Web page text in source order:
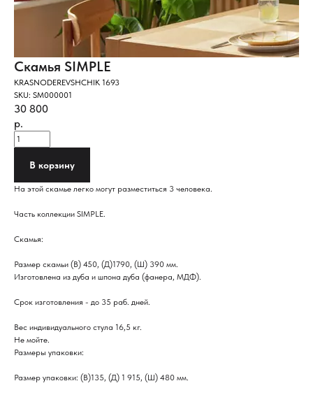
Скамья SIMPLE
KRASNODEREVSHCHIK 1693
SKU: SM000001
30 800
р.
В корзину
На этой скамье легко могут разместиться 3 человека.
Часть коллекции SIMPLE.
Скамья:
Размер скамьи (В) 450, (Д)1790, (Ш) 390 мм.
Изготовлена из дуба и шпона дуба (фанера, МДФ).
Срок изготовления - до 35 раб. дней.
Вес индивидуального стула 16,5 кг.
Не мойте.
Размеры упаковки:
Размер упаковки: (В)135, (Д) 1 915, (Ш) 480 мм.